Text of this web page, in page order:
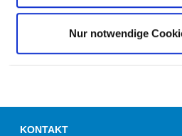
Nur notwendige
KONTAKT